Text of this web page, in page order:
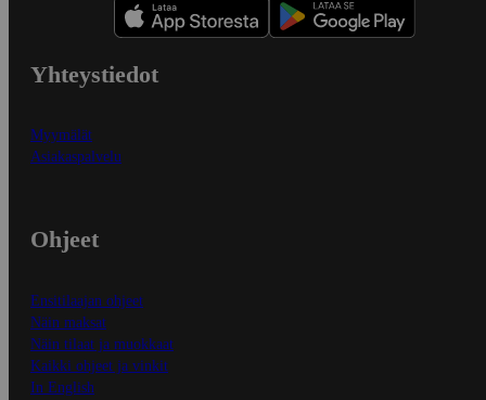
Yhteystiedot
Myymälät
Asiakaspalvelu
Ohjeet
Ensitilaajan ohjeet
Näin maksat
Näin tilaat ja muokkaat
Kaikki ohjeet ja vinkit
In English